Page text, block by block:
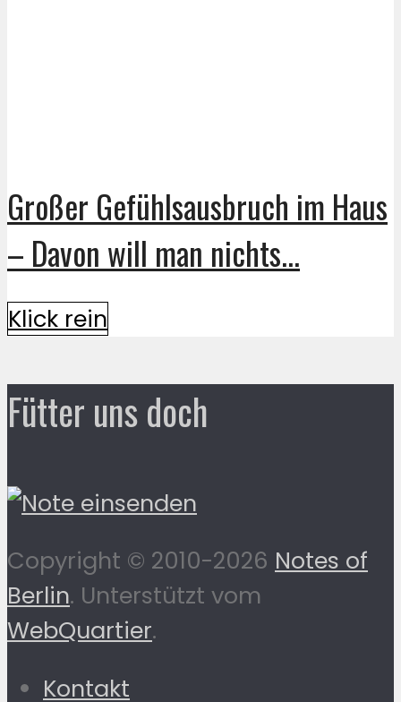
Großer Gefühlsausbruch im Haus
– Davon will man nichts...
Klick rein
Fütter uns doch
Copyright © 2010-2026 Notes of
Berlin. Unterstützt vom
WebQuartier.
Kontakt